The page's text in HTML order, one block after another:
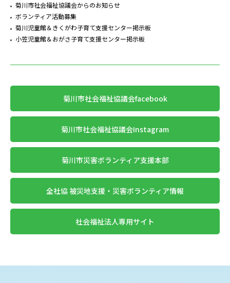
菊川市社会福祉協議会からのお知らせ
ボランティア活動募集
菊川児童館＆きくがわ子育て支援センター掲示板
小笠児童館＆おがさ子育て支援センター掲示板
菊川市社会福祉協議会facebook
菊川市社会福祉協議会Instagram
菊川市災害ボランティア支援本部
全社協 被災地支援・災害ボランティア情報
社会福祉法人専用サイト